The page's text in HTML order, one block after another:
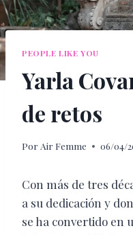
PEOPLE LIKE YOU
Yarla
de retos
Por Air Femme 06/04/
Con más de tres
a su dedicación y
se ha convertido en